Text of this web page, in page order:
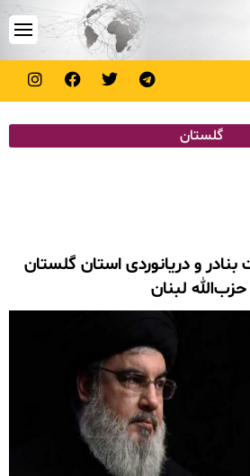
گلستان
و دریانوردی استان گلستان
لبنان